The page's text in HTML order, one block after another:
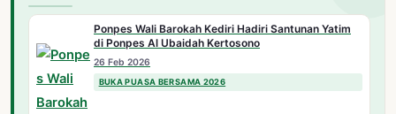
Ponpes Wali Barokah Kediri Hadiri Santunan Yatim
di Ponpes Al Ubaidah Kertosono
26 Feb 2026
BUKA PUASA BERSAMA 2026